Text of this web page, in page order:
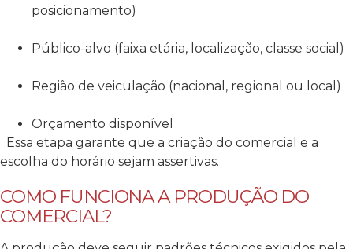
posicionamento)
Público-alvo (faixa etária, localização, classe social)
Região de veiculação (nacional, regional ou local)
Orçamento disponível
Essa etapa garante que a criação do comercial e a
escolha do horário sejam assertivas.
COMO FUNCIONA A PRODUÇÃO DO
COMERCIAL?